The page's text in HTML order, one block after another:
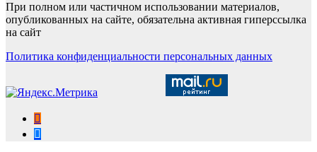
При полном или частичном использовании материалов,
опубликованных на сайте, обязательна активная гиперссылка
на сайт
Политика конфиденциальности персональных данных